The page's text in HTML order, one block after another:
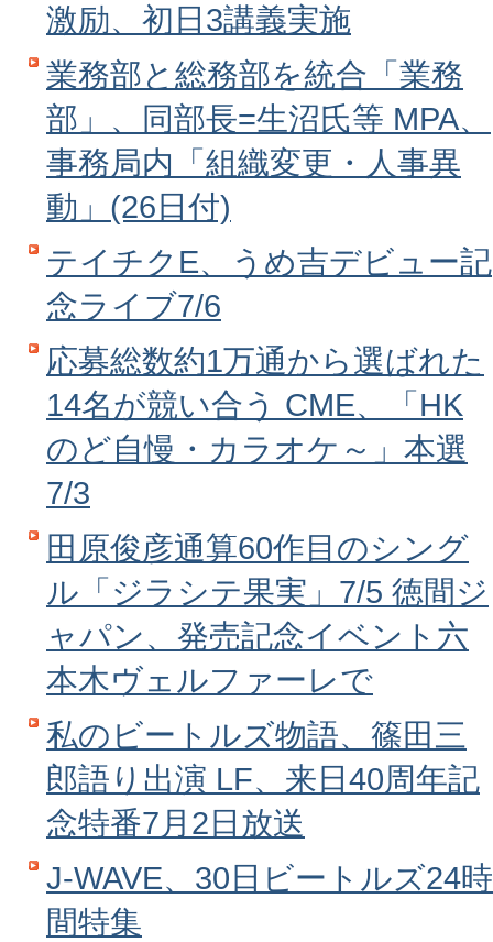
激励、初日3講義実施
業務部と総務部を統合「業務
部」、同部長=生沼氏等 MPA、
事務局内「組織変更・人事異
動」(26日付)
テイチクE、うめ吉デビュー記
念ライブ7/6
応募総数約1万通から選ばれた
14名が競い合う CME、「HK
のど自慢・カラオケ～」本選
7/3
田原俊彦通算60作目のシング
ル「ジラシテ果実」7/5 徳間ジ
ャパン、発売記念イベント六
本木ヴェルファーレで
私のビートルズ物語、篠田三
郎語り出演 LF、来日40周年記
念特番7月2日放送
J‐WAVE、30日ビートルズ24時
間特集